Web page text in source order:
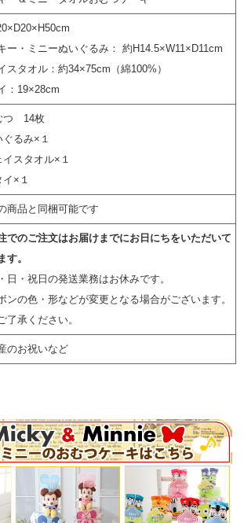
ー・ミニーぬいぐるみ： 約H14.5×W11×D11cm
スタオル：約34×75cm（綿100%）
：19×28cm
つ 14枚
るみ×１
スタオル×１
×１
商品と同梱可能です
でのご注文はお届けまでにお日にちをいただいて
す。
日・祝日の発送業務はお休みです。
ンの色・形などが変更となる場合がございます。
了承ください。
のお祝いなど